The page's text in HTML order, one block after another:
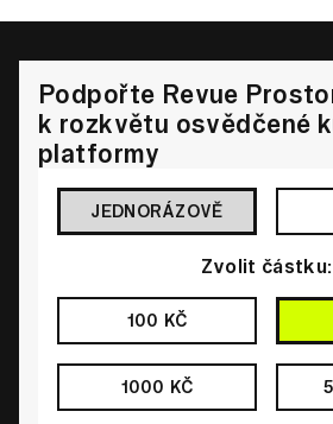
Podpořte Revue
k rozkvětu osvědčené
platformy
JEDNORÁZOVĚ
Zvolit částku:
100 KČ
1000 KČ